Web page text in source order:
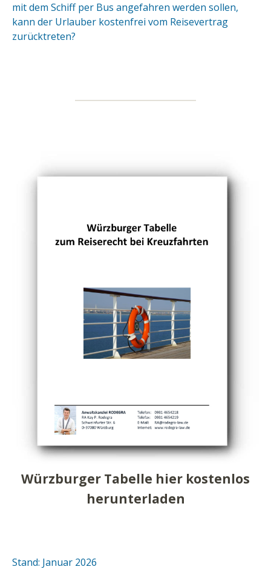
mit dem Schiff per Bus angefahren werden sollen,
kann der Urlauber kostenfrei vom Reisevertrag
zurücktreten?
Würzburger Tabelle hier kostenlos
herunterladen
Stand: Januar 2026